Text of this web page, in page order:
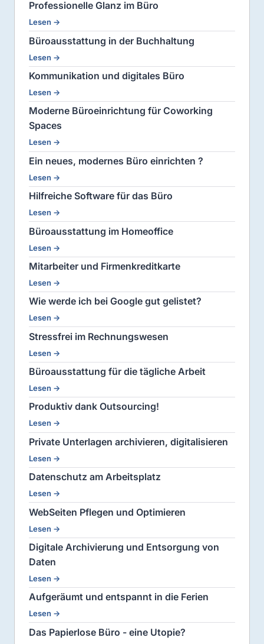
Professionelle Glanz im Büro
Lesen →
Büroausstattung in der Buchhaltung
Lesen →
Kommunikation und digitales Büro
Lesen →
Moderne Büroeinrichtung für Coworking
Spaces
Lesen →
Ein neues, modernes Büro einrichten ?
Lesen →
Hilfreiche Software für das Büro
Lesen →
Büroausstattung im Homeoffice
Lesen →
Mitarbeiter und Firmenkreditkarte
Lesen →
Wie werde ich bei Google gut gelistet?
Lesen →
Stressfrei im Rechnungswesen
Lesen →
Büroausstattung für die tägliche Arbeit
Lesen →
Produktiv dank Outsourcing!
Lesen →
Private Unterlagen archivieren, digitalisieren
Lesen →
Datenschutz am Arbeitsplatz
Lesen →
WebSeiten Pflegen und Optimieren
Lesen →
Digitale Archivierung und Entsorgung von
Daten
Lesen →
Aufgeräumt und entspannt in die Ferien
Lesen →
Das Papierlose Büro - eine Utopie?